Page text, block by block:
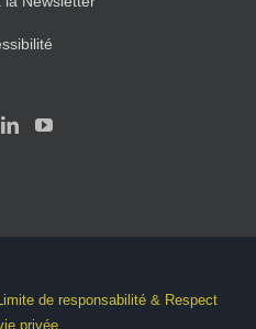
de responsabilité & Respect
privée